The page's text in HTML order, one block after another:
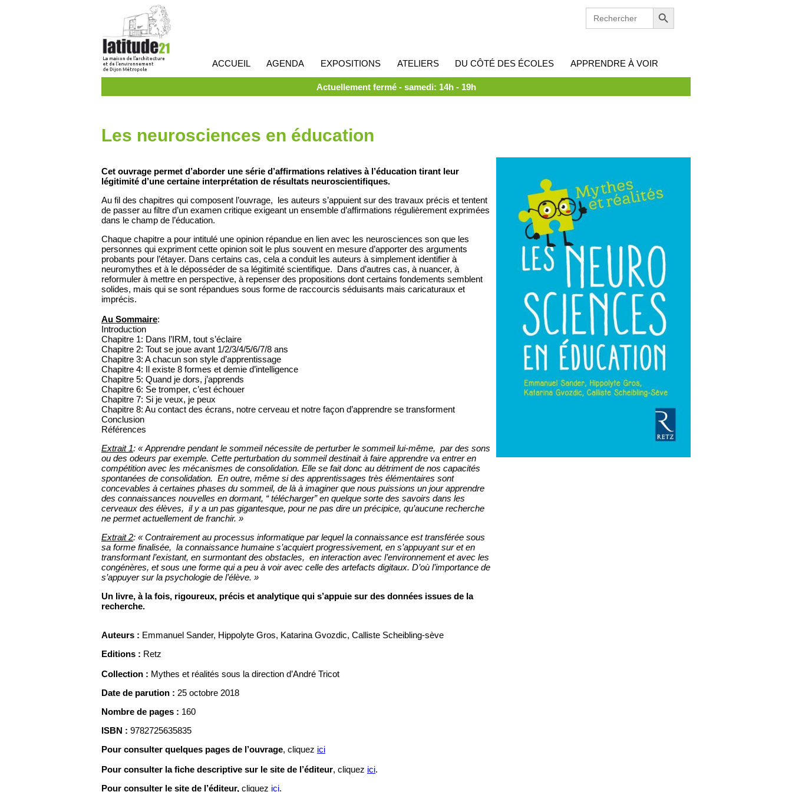
ACCUEIL AGENDA EXPOSITIONS ATELIERS DU CÔTÉ DES ÉCOLES APPRENDRE À VOIR
SEARCH
FOR:
Search Button
Actuellement fermé - samedi: 14h - 19h
Les neurosciences en éducation
Cet ouvrage permet d’aborder une série d’affirmations relatives à l’éducation tirant leur
légitimité d’une certaine interprétation de résultats neuroscientifiques.
Au fil des chapitres qui composent l’ouvrage, les auteurs s’appuient sur des travaux précis et tentent
de passer au filtre d’un examen critique exigeant un ensemble d’affirmations régulièrement exprimées
dans le champ de l’éducation.
Chaque chapitre a pour intitulé une opinion répandue en lien avec les neurosciences son que les
personnes qui expriment cette opinion soit le plus souvent en mesure d’apporter des arguments
probants pour l’étayer. Dans certains cas, cela a conduit les auteurs à simplement identifier à
neuromythes et à le déposséder de sa légitimité scientifique. Dans d’autres cas, à nuancer, à
reformuler à mettre en perspective, à repenser des propositions dont certains fondements semblent
solides, mais qui se sont répandues sous forme de raccourcis séduisants mais caricaturaux et
imprécis.
Au Sommaire:
Introduction
Chapitre 1: Dans l’IRM, tout s’éclaire
Chapitre 2: Tout se joue avant 1/2/3/4/5/6/7/8 ans
Chapitre 3: A chacun son style d’apprentissage
Chapitre 4: Il existe 8 formes et demie d’intelligence
Chapitre 5: Quand je dors, j’apprends
Chapitre 6: Se tromper, c’est échouer
Chapitre 7: Si je veux, je peux
Chapitre 8: Au contact des écrans, notre cerveau et notre façon d’apprendre se transforment
Conclusion
Références
Extrait 1: « Apprendre pendant le sommeil nécessite de perturber le sommeil lui-même, par des sons
ou des odeurs par exemple. Cette perturbation du sommeil destinait à faire apprendre va entrer en
compétition avec les mécanismes de consolidation. Elle se fait donc au détriment de nos capacités
spontanées de consolidation. En outre, même si des apprentissages très élémentaires sont
concevables à certaines phases du sommeil, de là à imaginer que nous puissions un jour apprendre
des connaissances nouvelles en dormant, “ télécharger” en quelque sorte des savoirs dans les
cerveaux des élèves, il y a un pas gigantesque, pour ne pas dire un précipice, qu’aucune recherche
ne permet actuellement de franchir. »
Extrait 2: « Contrairement au processus informatique par lequel la connaissance est transférée sous
sa forme finalisée, la connaissance humaine s’acquiert progressivement, en s’appuyant sur et en
transformant l’existant, en surmontant des obstacles, en interaction avec l’environnement et avec les
congénères, et sous une forme qui a peu à voir avec celle des artefacts digitaux. D’où l’importance de
s’appuyer sur la psychologie de l’élève. »
Un livre, à la fois, rigoureux, précis et analytique qui s’appuie sur des données issues de la
recherche.
Auteurs : Emmanuel Sander, Hippolyte Gros, Katarina Gvozdic, Calliste Scheibling-sève
Editions : Retz
Collection : Mythes et réalités sous la direction d’André Tricot
Date de parution : 25 octobre 2018
Nombre de pages : 160
ISBN : 9782725635835
Pour consulter quelques pages de l’ouvrage, cliquez ici
Pour consulter la fiche descriptive sur le site de l’éditeur, cliquez ici.
Pour consulter le site de l’éditeur, cliquez ici.